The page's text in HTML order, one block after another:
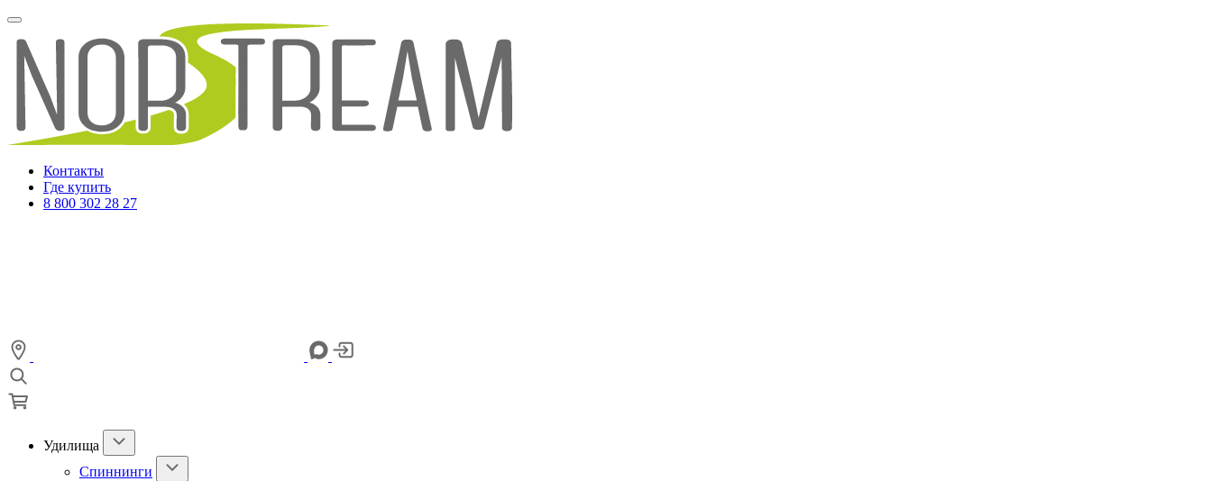
Контакты
Где купить
8 800 302 28 27
Удилища
Спиннинги